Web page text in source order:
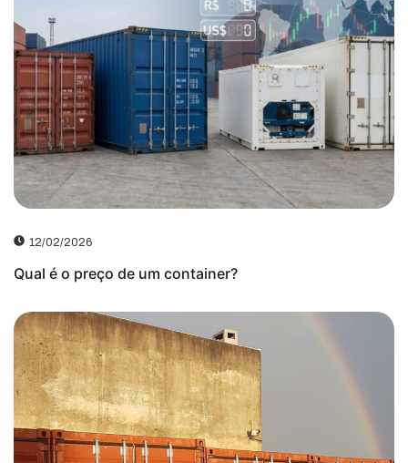
12/02/2026
Qual é o preço de um container?